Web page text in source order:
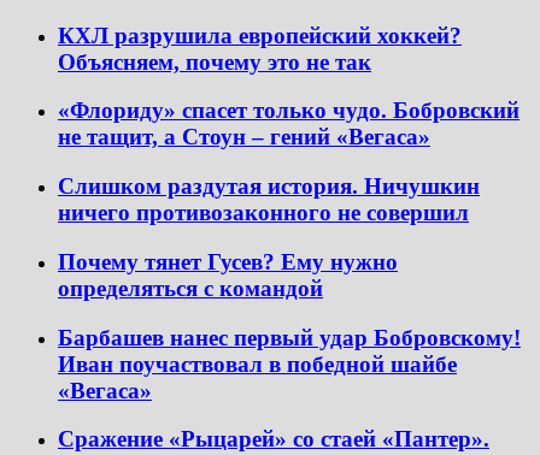
КХЛ разрушила европейский хоккей?
Объясняем, почему это не так
«Флориду» спасет только чудо. Бобровский
не тащит, а Стоун – гений «Вегаса»
Слишком раздутая история. Ничушкин
ничего противозаконного не совершил
Почему тянет Гусев? Ему нужно
определяться с командой
Барбашев нанес первый удар Бобровскому!
Иван поучаствовал в победной шайбе
«Вегаса»
Сражение «Рыцарей» со стаей «Пантер».